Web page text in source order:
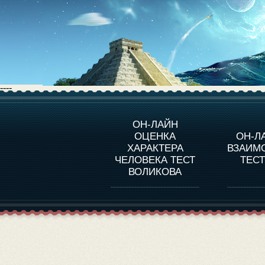
----
ОН-ЛАЙН
ОЦЕНКА
ХАРАКТЕРА
ЧЕЛОВЕКА ТЕСТ
ВОЛИКОВА
ОН-
О ПРОГРАММЕ
ОЦЕНКА ХАРАКТЕРA
ЧЕЛОВЕКА
ОЦЕНКА ХАРАКТЕРА
ВЫДАЮЩИХСЯ
ЛИЧНОСТЕЙ